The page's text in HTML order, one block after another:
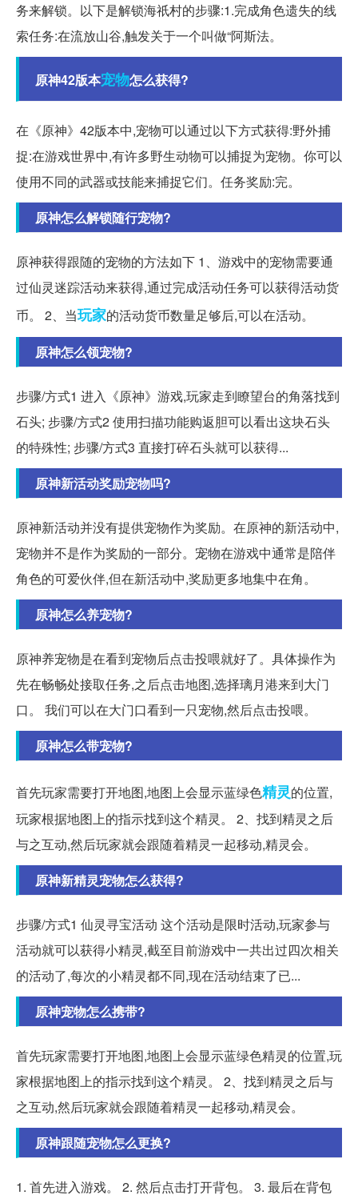
务来解锁。以下是解锁海祇村的步骤:1.完成角色遗失的线
索任务:在流放山谷,触发关于一个叫做“阿斯法。
原神42版本宠物怎么获得?
在《原神》42版本中,宠物可以通过以下方式获得:野外捕
捉:在游戏世界中,有许多野生动物可以捕捉为宠物。你可以
使用不同的武器或技能来捕捉它们。任务奖励:完。
原神怎么解锁随行宠物?
原神获得跟随的宠物的方法如下 1、游戏中的宠物需要通
过仙灵迷踪活动来获得,通过完成活动任务可以获得活动货
币。 2、当玩家的活动货币数量足够后,可以在活动。
原神怎么领宠物?
步骤/方式1 进入《原神》游戏,玩家走到瞭望台的角落找到
石头; 步骤/方式2 使用扫描功能购返胆可以看出这块石头
的特殊性; 步骤/方式3 直接打碎石头就可以获得...
原神新活动奖励宠物吗?
原神新活动并没有提供宠物作为奖励。在原神的新活动中,
宠物并不是作为奖励的一部分。宠物在游戏中通常是陪伴
角色的可爱伙伴,但在新活动中,奖励更多地集中在角。
原神怎么养宠物?
原神养宠物是在看到宠物后点击投喂就好了。具体操作为
先在畅畅处接取任务,之后点击地图,选择璃月港来到大门
口。 我们可以在大门口看到一只宠物,然后点击投喂。
原神怎么带宠物?
首先玩家需要打开地图,地图上会显示蓝绿色精灵的位置,
玩家根据地图上的指示找到这个精灵。 2、找到精灵之后
与之互动,然后玩家就会跟随着精灵一起移动,精灵会。
原神新精灵宠物怎么获得?
步骤/方式1 仙灵寻宝活动 这个活动是限时活动,玩家参与
活动就可以获得小精灵,截至目前游戏中一共出过四次相关
的活动了,每次的小精灵都不同,现在活动结束了已...
原神宠物怎么携带?
首先玩家需要打开地图,地图上会显示蓝绿色精灵的位置,玩
家根据地图上的指示找到这个精灵。 2、找到精灵之后与
之互动,然后玩家就会跟随着精灵一起移动,精灵会。
原神跟随宠物怎么更换?
1. 首先进入游戏。 2. 然后点击打开背包。 3. 最后在背包